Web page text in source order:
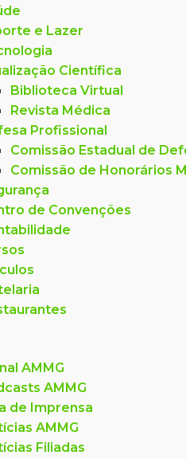
e Lazer
Científica
Biblioteca Virtual
Revista Médica
Profissional
Comissão Estadual de
Comissão de Honorários
de Convenções
AMMG
AMMG
de Imprensa
AMMG
Filiadas